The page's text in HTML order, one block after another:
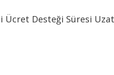
Ücret Desteği Süresi